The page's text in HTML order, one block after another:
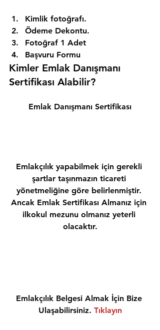
Kimlik fotoğrafı.
Ödeme Dekontu.
Fotoğraf 1 Adet
Başvuru Formu
Kimler Emlak Danışmanı
Sertifikası Alabilir?
Emlak Danışmanı Sertifikası
Emlakçılık yapabilmek için gerekli
şartlar taşınmazın ticareti
yönetmeliğine göre belirlenmiştir.
Ancak Emlak Sertifikası Almanız için
ilkokul mezunu olmanız yeterli
olacaktır.
Emlakçılık Belgesi Almak İçin Bize
Ulaşabilirsiniz. Tıklayın